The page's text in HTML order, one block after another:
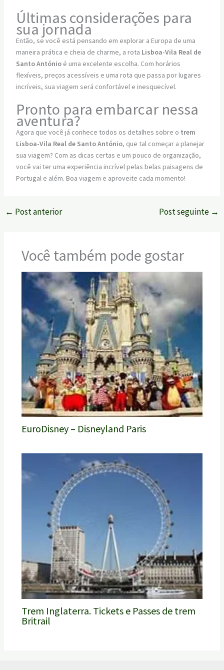
Últimas considerações para
sua jornada
Então, se você está pensando em explorar a Europa de uma
maneira prática e cheia de charme, a rota Lisboa-Vila Real de
Santo Antónioé uma excelente escolha. Com horários
flexíveis, preços acessíveis e uma rota que passa por lugares
incríveis, sua viagem será confortável e inesquecível.
Pronto para embarcar nessa
aventura?
Agora que você já conhece todos os detalhes sobre o trem
Lisboa-Vila Real de Santo António, que tal começar a planejar
sua viagem? Com as dicas certas e um pouco de organização,
você vai ter uma experiência incrível pelas belas paisagens de
Portugal e além. Boa viagem e aproveite cada momento!
← Post anterior Post seguinte →
Você também pode gostar
EuroDisney – Disneyland Paris
Trem Inglaterra. Tickets e Passes de trem
Britrail